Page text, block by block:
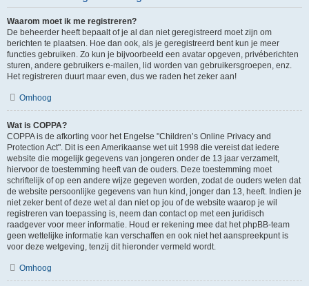
Waarom moet ik me registreren?
De beheerder heeft bepaalt of je al dan niet geregistreerd moet zijn om
berichten te plaatsen. Hoe dan ook, als je geregistreerd bent kun je meer
functies gebruiken. Zo kun je bijvoorbeeld een avatar opgeven, privéberichten
sturen, andere gebruikers e-mailen, lid worden van gebruikersgroepen, enz.
Het registreren duurt maar even, dus we raden het zeker aan!
Omhoog
Wat is COPPA?
COPPA is de afkorting voor het Engelse "Children’s Online Privacy and
Protection Act". Dit is een Amerikaanse wet uit 1998 die vereist dat iedere
website die mogelijk gegevens van jongeren onder de 13 jaar verzamelt,
hiervoor de toestemming heeft van de ouders. Deze toestemming moet
schriftelijk of op een andere wijze gegeven worden, zodat de ouders weten dat
de website persoonlijke gegevens van hun kind, jonger dan 13, heeft. Indien je
niet zeker bent of deze wet al dan niet op jou of de website waarop je wil
registreren van toepassing is, neem dan contact op met een juridisch
raadgever voor meer informatie. Houd er rekening mee dat het phpBB-team
geen wettelijke informatie kan verschaffen en ook niet het aanspreekpunt is
voor deze wetgeving, tenzij dit hieronder vermeld wordt.
Omhoog